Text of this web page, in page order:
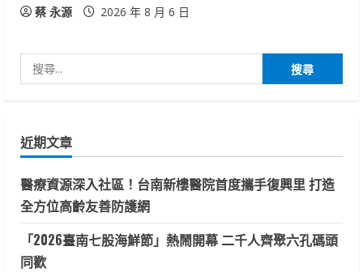
蔡 永源 2026 年 8 月 6 日
尋
字:
近期文章
醫療資源深入社區！台南新樓醫院首度攜手復興里 打造
全方位高齡友善防護網
「2026臺南七股海鮮節」熱鬧開幕 二千人齊聚六孔碼頭
同歡